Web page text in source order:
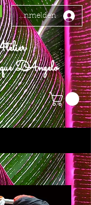
Anmelden
D'Angelo